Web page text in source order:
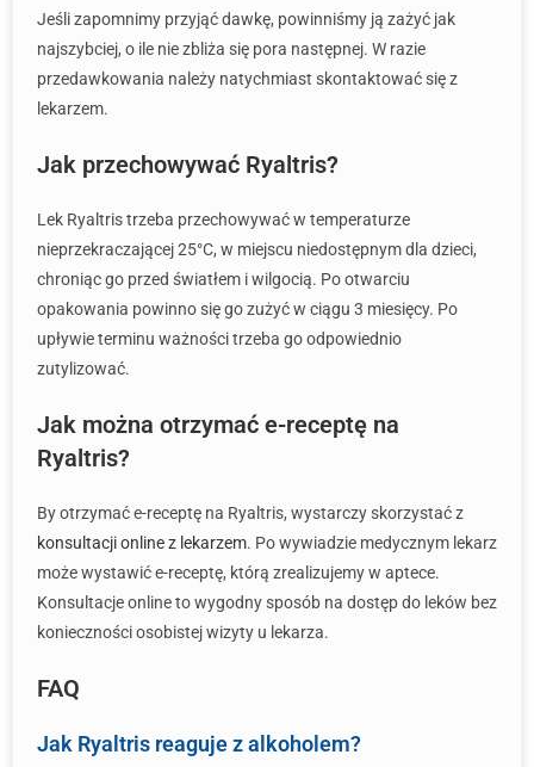
Jeśli zapomnimy przyjąć dawkę, powinniśmy ją zażyć jak
najszybciej, o ile nie zbliża się pora następnej. W razie
przedawkowania należy natychmiast skontaktować się z
lekarzem.
Jak przechowywać Ryaltris?
Lek Ryaltris trzeba przechowywać w temperaturze
nieprzekraczającej 25°C, w miejscu niedostępnym dla dzieci,
chroniąc go przed światłem i wilgocią. Po otwarciu
opakowania powinno się go zużyć w ciągu 3 miesięcy. Po
upływie terminu ważności trzeba go odpowiednio
zutylizować.
Jak można otrzymać e-receptę na
Ryaltris?
By otrzymać e-receptę na Ryaltris, wystarczy skorzystać z
konsultacji online z lekarzem. Po wywiadzie medycznym lekarz
może wystawić e-receptę, którą zrealizujemy w aptece.
Konsultacje online to wygodny sposób na dostęp do leków bez
konieczności osobistej wizyty u lekarza.
FAQ
Jak Ryaltris reaguje z alkoholem?